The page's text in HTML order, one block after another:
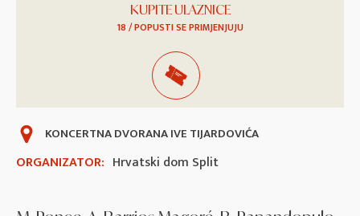
KUPITE ULAZNICE
18 / POPUSTI SE PRIMJENJUJU
ORGANIZATOR: Hrvatski dom Split
KONCERTNA DVORANA IVE TIJARDOVIĆA